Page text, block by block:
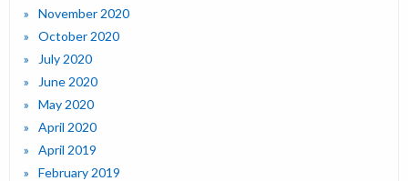
November 2020
October 2020
July 2020
June 2020
May 2020
April 2020
April 2019
February 2019